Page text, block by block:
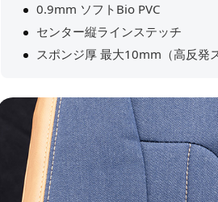
0.9mm ソフトBio PVC
センター縦ラインステッチ
スポンジ厚 最大10mm（高反発